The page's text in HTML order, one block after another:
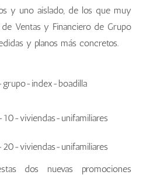
y uno aislado, de los que muy
Ventas y Financiero de Grupo
y planos más concretos.
dos nuevas promociones